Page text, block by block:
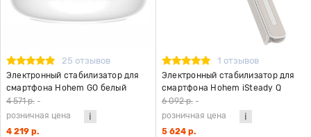
25 отзывов
Электронный стабилизатор для
смартфона Hohem GO белый
4 571 р. -
розничная цена
4 219 р.
1 отзывов
Электронный стабилизатор для
смартфона Hohem iSteady Q
белый
6 092 р. -
розничная цена
5 624 р.